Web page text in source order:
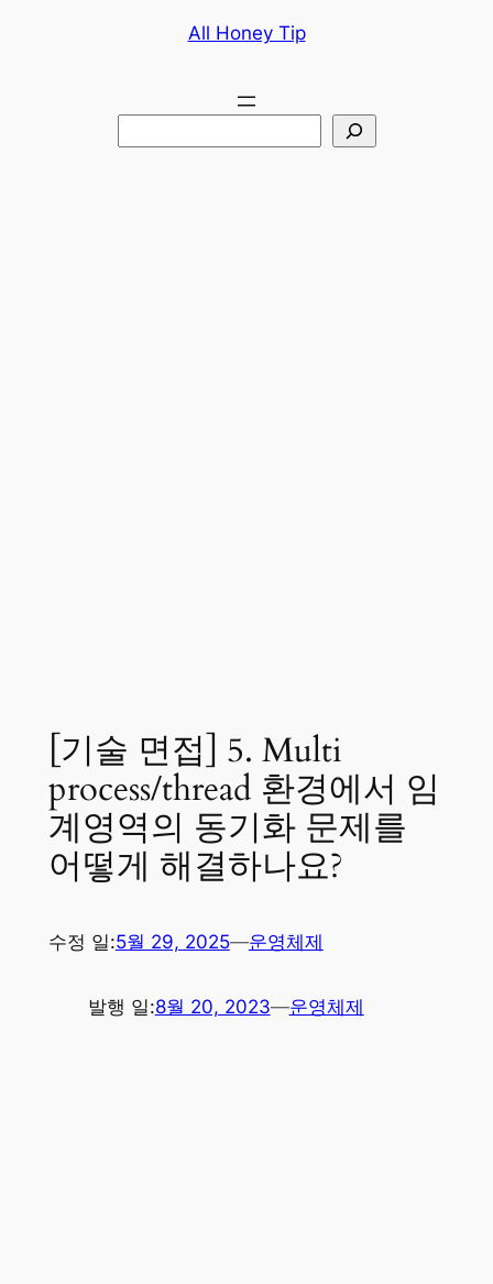
All Honey Tip
[기술 면접] 5. Multi
process/thread 환경에서 임
계영역의 동기화 문제를
어떻게 해결하나요?
수정 일:5월 29, 2025—운영체제
발행 일:8월 20, 2023—운영체제